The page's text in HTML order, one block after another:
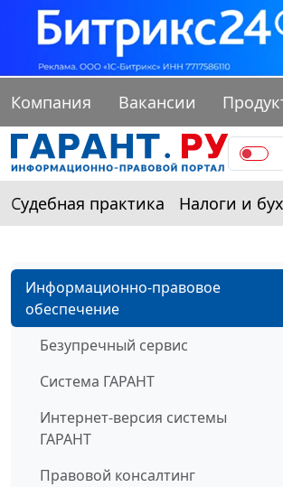
Компания Вакансии
Судебная практика Налоги и
Информационно-правовое
обеспечение
Безупречный сервис
Система ГАРАНТ
Интернет-версия системы
ГАРАНТ
Правовой консалтинг